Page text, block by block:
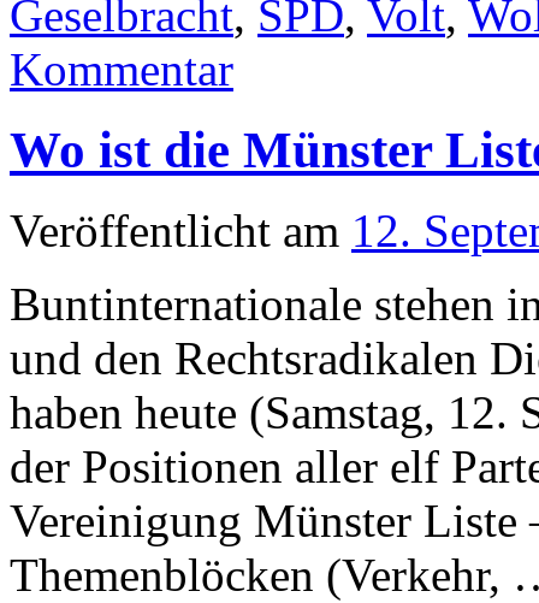
Geselbracht, SPD, Volt,
Kommentar
Wo ist die Münster
Veröffentlicht am 12.
Buntinternationale stehen
und den Rechtsradikalen
haben heute (Samstag, 12.
der Positionen aller elf
Vereinigung Münster
Themenblöcken